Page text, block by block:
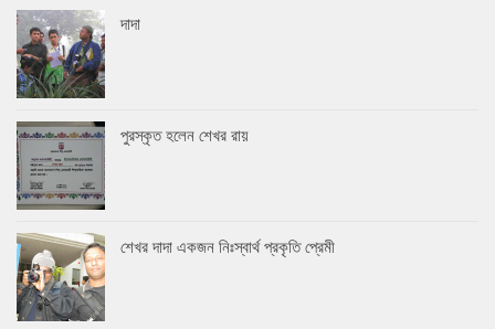
দাদা
পুরস্কৃত হলেন শেখর রায়
শেখর দাদা একজন নিঃস্বার্থ প্রকৃতি প্রেমী